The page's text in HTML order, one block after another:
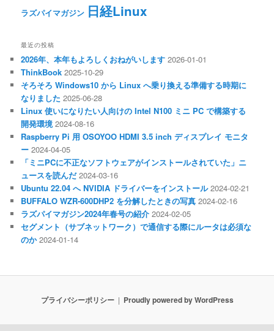
ラズパイマガジン 日経Linux
最近の投稿
2026年、本年もよろしくおねがいします 2026-01-01
ThinkBook 2025-10-29
そろそろ Windows10 から Linux へ乗り換える準備する時期に
なりました 2025-06-28
Linux 使いになりたい人向けの Intel N100 ミニ PC で構築する
開発環境 2024-08-16
Raspberry Pi 用 OSOYOO HDMI 3.5 inch ディスプレイ モニタ
ー 2024-04-05
「ミニPCに不正なソフトウェアがインストールされていた」ニ
ュースを読んだ 2024-03-16
Ubuntu 22.04 へ NVIDIA ドライバーをインストール 2024-02-21
BUFFALO WZR-600DHP2 を分解したときの写真 2024-02-16
ラズパイマガジン2024年春号の紹介 2024-02-05
セグメント（サブネットワーク）で通信する際にルータは必須な
のか 2024-01-14
プライバシーポリシー Proudly powered by WordPress